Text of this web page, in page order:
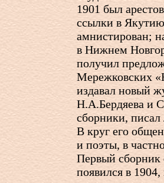
1901 был
ссылки в
амнистирован;
в Нижнем
получил
Мережковских
издавал новый
Н.А.Бердяева и
сборники, писал
В круг его
и поэты, в
Первый сборник
появился в